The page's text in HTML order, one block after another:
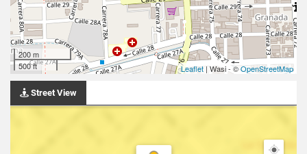
200 m
500 ft
Leaflet | Wasi - ©OpenStreetMap
Street View